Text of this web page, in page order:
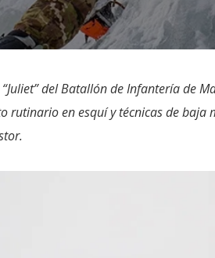
del Batallón de Infantería de
rutinario en esquí y técnicas de baja